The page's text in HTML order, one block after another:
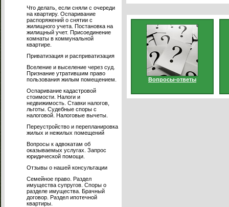
Что делать, если сняли с очереди
на квартиру. Оспаривание
распоряжений о снятии с
жилищного учета. Постановка на
жилищный учет. Присоединение
комнаты в коммунальной
квартире.
Приватизация и расприватизация
Вселение и выселение через суд.
Признание утратившим право
пользования жилым помещением.
Оспаривание кадастровой
стоимости. Налоги и
недвижимость. Ставки налогов,
льготы. Судебные споры с
налоговой. Налоговые вычеты.
Переустройство и перепланировка
жилых и нежилых помещений
Вопросы к адвокатам об
оказываемых услугах. Запрос
юридической помощи.
Отзывы о нашей консультации
Семейное право. Раздел
имущества супругов. Споры о
разделе имущества. Брачный
договор. Раздел ипотечной
квартиры.
Вопросы-ответы